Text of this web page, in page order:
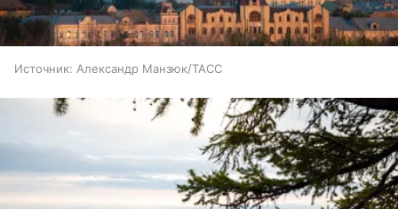
Источник: Александр Манзюк/ТАСС